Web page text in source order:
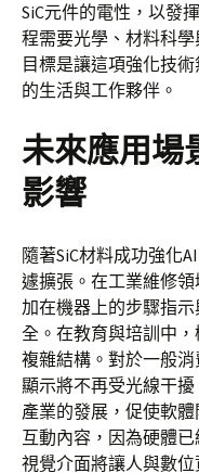
SiC元件的電性，以發
程需要光學、材料科
目標是讓這項強化技
的生活與工作夥伴。
未來應用場
影響
隨著SiC材料成功強化
遽擴張。在工業維修
加在機器上的步驟指
全。在教育與培訓中
複雜結構。對於一般
顯示將不再受光線干
產業的發展，促使軟
互動內容，因為硬體
視覺介面將讓人與數